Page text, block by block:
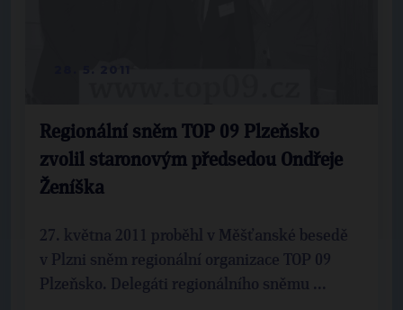
Regionální sněm TOP 09 Plzeňsko
zvolil staronovým předsedou Ondřeje
Ženíška
27. května 2011 proběhl v Měšťanské besedě
v Plzni sněm regionální organizace TOP 09
Plzeňsko. Delegáti regionálního sněmu ...